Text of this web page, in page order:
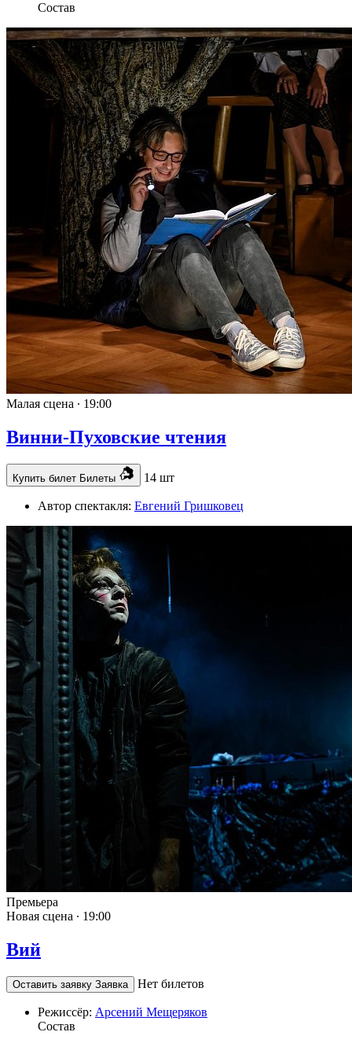
Состав
Малая сцена ∙ 19:00
Винни-Пуховские чтения
Купить билет Билеты 14 шт
Автор спектакля: Евгений Гришковец
Премьера
Новая сцена ∙ 19:00
Вий
Оставить заявку Заявка Нет билетов
Режиссёр: Арсений Мещеряков
Состав